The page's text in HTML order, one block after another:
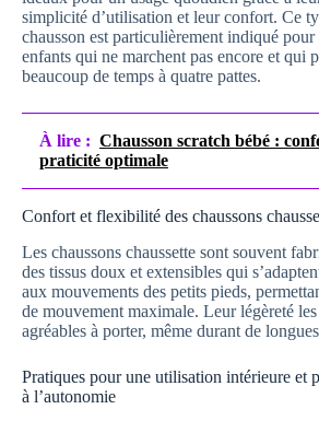
simplicité d’utilisation et leur confort. Ce
chausson est particulièrement indiqué pour
enfants qui ne marchent pas encore et qui
beaucoup de temps à quatre pattes.
À lire : Chausson scratch bébé :
praticité optimale
Confort et flexibilité des chaussons
Les chaussons chaussette sont souvent
des tissus doux et extensibles qui
aux mouvements des petits pieds,
de mouvement maximale. Leur légèreté
agréables à porter, même durant de
Pratiques pour une utilisation intérieure et
à l’autonomie